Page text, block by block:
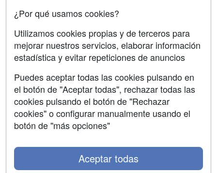
Contactar
Confidencialidad
Aviso legal
Copyleft
¿Por qué usamos cookies?
Utilizamos cookies propias y de terceros para
mejorar nuestros servicios, elaborar información
estadística y evitar repeticiones de anuncios
Puedes aceptar todas las cookies pulsando en
el botón de "Aceptar todas", rechazar todas las
cookies pulsando el botón de "Rechazar
cookies" o configurar manualmente usando el
botón de "más opciones"
Aceptar todas